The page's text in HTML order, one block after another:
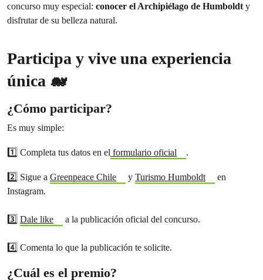
concurso muy especial: conocer el Archipiélago de Humboldty
disfrutar de su belleza natural.
Participa y vive una experiencia
única 🐋
¿Cómo participar?
Es muy simple:
1️⃣ Completa tus datos en el formulario oficial .
2️⃣ Sigue a Greenpeace Chile y Turismo Humboldt
en
Instagram.
3️⃣ Dale like a la publicación oficial del concurso.
4️⃣ Comenta lo que la publicación te solicite.
¿Cuál es el premio?